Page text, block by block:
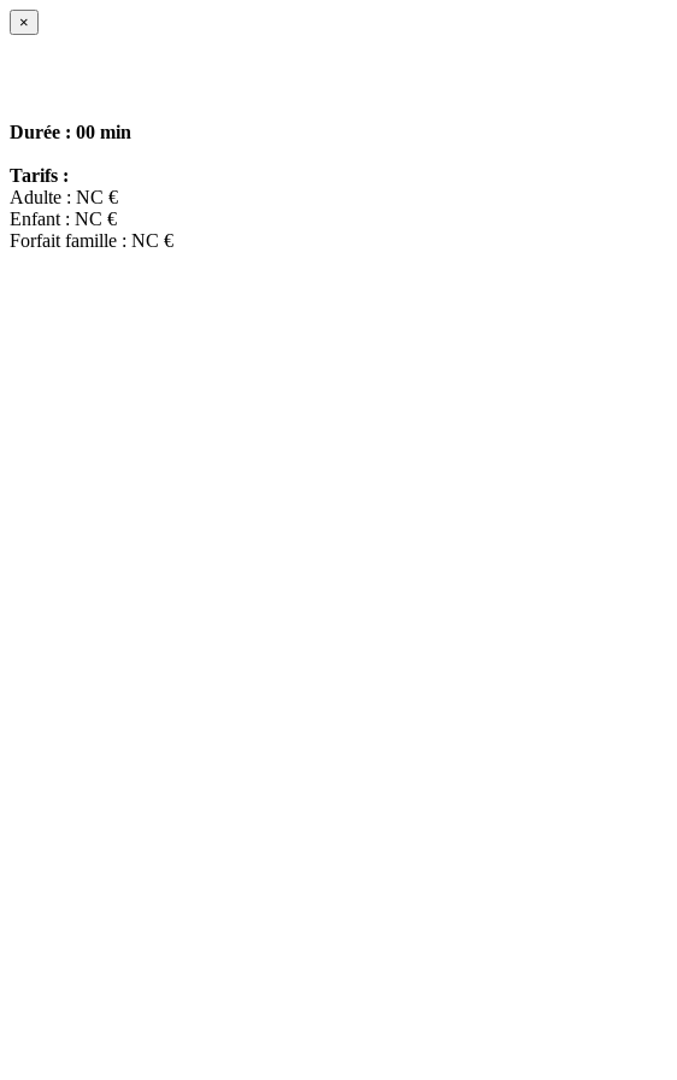
×
Durée : 00 min
Tarifs :
Adulte : NC €
Enfant : NC €
Forfait famille : NC €